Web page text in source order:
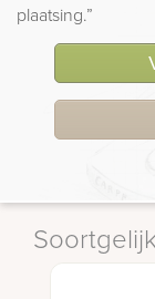
plaatsing.”